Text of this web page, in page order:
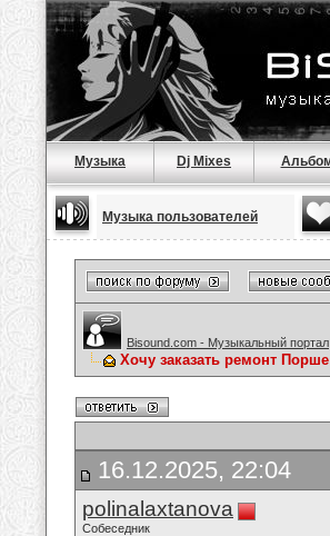
Музыка Dj Mixes
Музыка пользователей
Bisound.com - Музыкальный портал
Хочу заказать ремонт
16.12.2025, 22:04
polinalaxtanova
Собеседник